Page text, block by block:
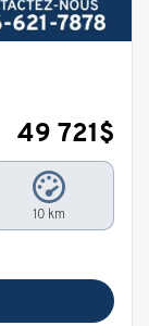
49 721$
10 km